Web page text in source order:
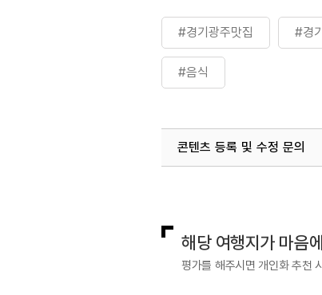
#경기광주맛집 #경
#음식
콘텐츠 등록 및 수정 문의
해당 여행지가 마음
평가를 해주시면 개인화 추천